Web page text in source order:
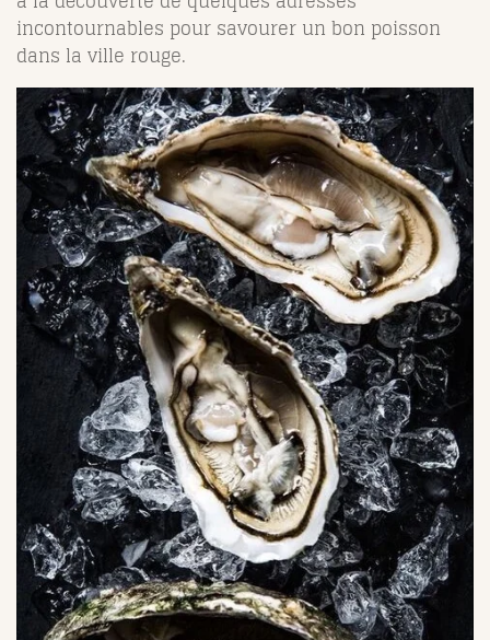
incontournables pour savourer un bon poisson
dans la ville rouge.